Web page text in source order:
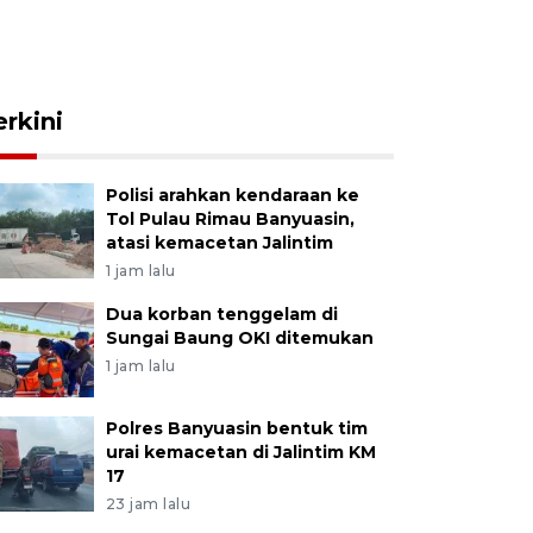
Polisi arahkan kendaraan ke
Tol Pulau Rimau Banyuasin,
atasi kemacetan Jalintim
1 jam lalu
Dua korban tenggelam di
Sungai Baung OKI ditemukan
1 jam lalu
Polres Banyuasin bentuk tim
urai kemacetan di Jalintim KM
17
23 jam lalu